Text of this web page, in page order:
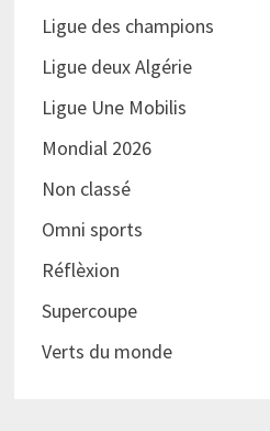
Ligue des champions
Ligue deux Algérie
Ligue Une Mobilis
Mondial 2026
Non classé
Omni sports
Réflèxion
Supercoupe
Verts du monde